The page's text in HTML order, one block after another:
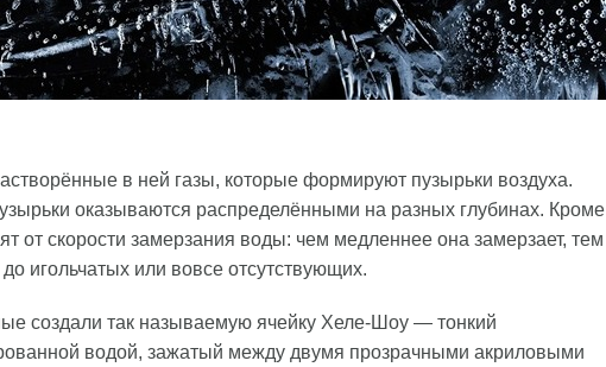
в ней газы, которые формируют пузырьки воздуха.
оказываются распределёнными на разных глубинах. Кроме
от скорости замерзания воды: чем медленнее она замерзает, тем
игольчатых или вовсе отсутствующих.
создали так называемую ячейку Хеле-Шоу — тонкий
водой, зажатый между двумя прозрачными акриловыми